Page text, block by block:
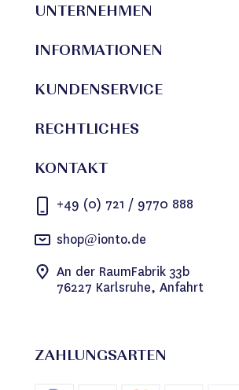
UNTERNEHMEN
INFORMATIONEN
KUNDENSERVICE
RECHTLICHES
KONTAKT
+49 (0) 721 / 9770 888
shop@ionto.de
An der RaumFabrik 33b
76227 Karlsruhe, Anfahrt
ZAHLUNGSARTEN